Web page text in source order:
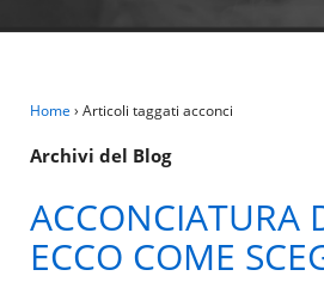
Home › Articoli taggati acconci
Archivi del Blog
ACCONCIATURA
ECCO COME